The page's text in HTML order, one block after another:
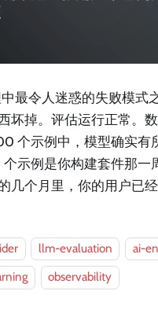
最令人迷惑的失败模式
坏掉。评估运行正常。
个示例中，模型确实有
示例是你构建套件那一
几个月里，你的用户已经
llm-evaluation
ai-
observability